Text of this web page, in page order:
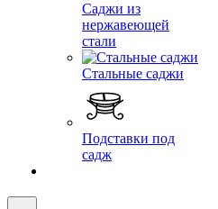
Саджи из
нержавеющей
стали
Стальные саджи
Подставки под
садж